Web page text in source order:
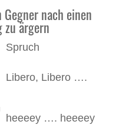
nach einen
zu ärgern
Spruch
Libero, Libero ….
heeeey …. heeeey